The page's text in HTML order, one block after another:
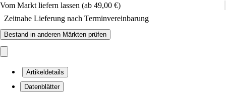
Vom Markt liefern lassen (ab 49,00 €)
Zeitnahe Lieferung nach Terminvereinbarung
Bestand in anderen Märkten prüfen
Artikeldetails
Datenblätter